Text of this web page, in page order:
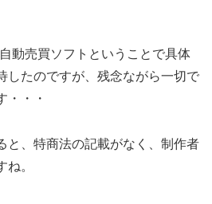
動売買ソフトということで具体
したのですが、残念ながら一切で
・・・
と、特商法の記載がなく、制作者
。